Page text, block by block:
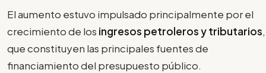
El aumento estuvo impulsado principalmente por el
crecimiento de los ingresos petroleros y tributarios,
que constituyen las principales fuentes de
financiamiento del presupuesto público.